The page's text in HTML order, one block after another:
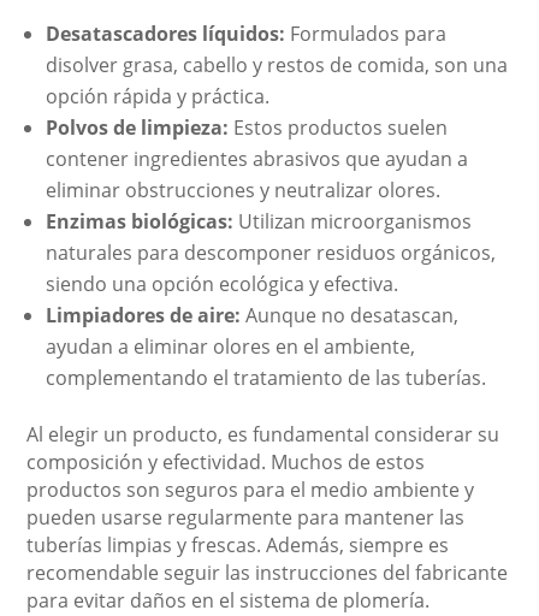
Desatascadores líquidos: Formulados para
disolver grasa, cabello y restos de comida, son una
opción rápida y práctica.
Polvos de limpieza: Estos productos suelen
contener ingredientes abrasivos que ayudan a
eliminar obstrucciones y neutralizar olores.
Enzimas biológicas: Utilizan microorganismos
naturales para descomponer residuos orgánicos,
siendo una opción ecológica y efectiva.
Limpiadores de aire: Aunque no desatascan,
ayudan a eliminar olores en el ambiente,
complementando el tratamiento de las tuberías.
Al elegir un producto, es fundamental considerar su
composición y efectividad. Muchos de estos
productos son seguros para el medio ambiente y
pueden usarse regularmente para mantener las
tuberías limpias y frescas. Además, siempre es
recomendable seguir las instrucciones del fabricante
para evitar daños en el sistema de plomería.